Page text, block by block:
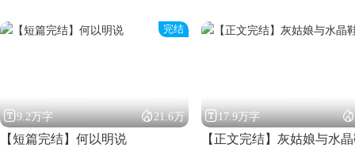
完结
9.2万字 21.6万
【短篇完结】何以明说
17.9万字 
【正文完结】灰姑娘与水